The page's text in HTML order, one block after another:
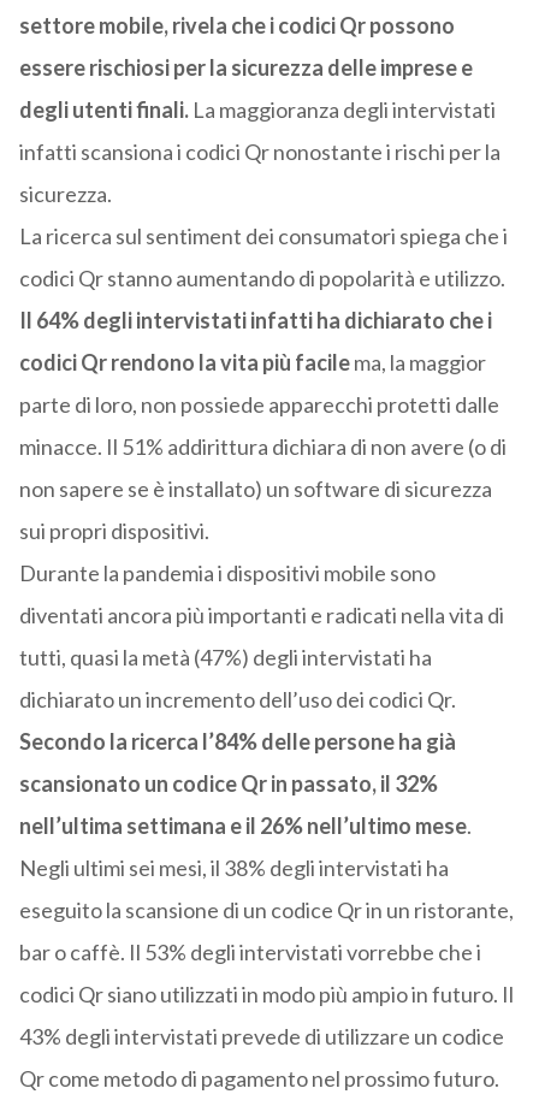
settore mobile, rivela che i codici Qr possono
essere rischiosi per la sicurezza delle imprese e
degli utenti finali.La maggioranza degli intervistati
infatti scansiona i codici Qr nonostante i rischi per la
sicurezza.
La ricerca sul sentiment dei consumatori spiega che i
codici Qr stanno aumentando di popolarità e utilizzo.
Il 64% degli intervistati infatti ha dichiarato che i
codici Qr rendono la vita più facilema, la maggior
parte di loro, non possiede apparecchi protetti dalle
minacce. Il 51% addirittura dichiara di non avere (o di
non sapere se è installato) un software di sicurezza
sui propri dispositivi.
Durante la pandemia i dispositivi mobile sono
diventati ancora più importanti e radicati nella vita di
tutti, quasi la metà (47%) degli intervistati ha
dichiarato un incremento dell’uso dei codici Qr.
Secondo la ricerca l’84% delle persone ha già
scansionato un codice Qr in passato, il 32%
nell’ultima settimana e il 26% nell’ultimo mese.
Negli ultimi sei mesi, il 38% degli intervistati ha
eseguito la scansione di un codice Qr in un ristorante,
bar o caffè. Il 53% degli intervistati vorrebbe che i
codici Qr siano utilizzati in modo più ampio in futuro. Il
43% degli intervistati prevede di utilizzare un codice
Qr come metodo di pagamento nel prossimo futuro.